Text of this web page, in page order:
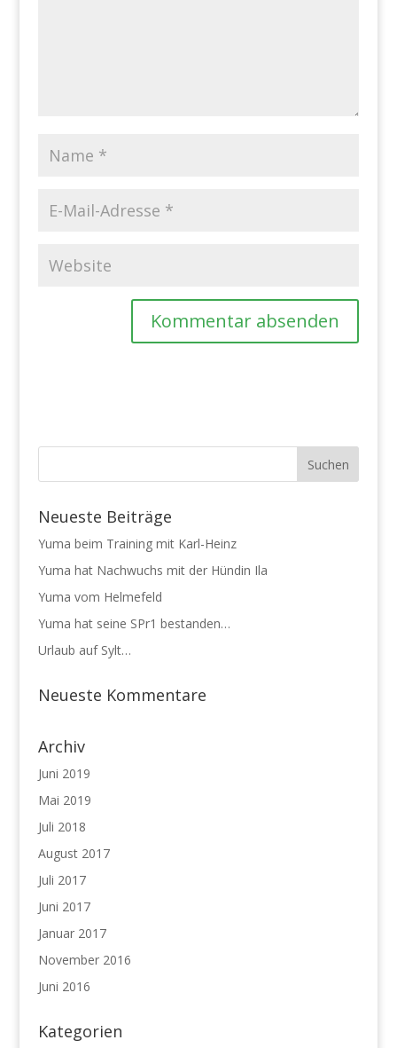
Neueste Beiträge
Yuma beim Training mit Karl-Heinz
Yuma hat Nachwuchs mit der Hündin Ila
Yuma vom Helmefeld
Yuma hat seine SPr1 bestanden…
Urlaub auf Sylt…
Neueste Kommentare
Archiv
Juni 2019
Mai 2019
Juli 2018
August 2017
Juli 2017
Juni 2017
Januar 2017
November 2016
Juni 2016
Kategorien